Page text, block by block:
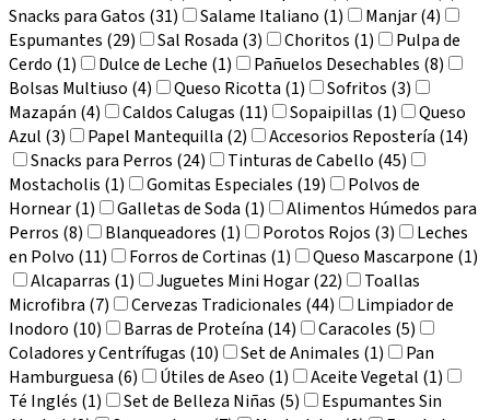
Snacks para Gatos (31)
Salame Italiano (1)
Manjar (4)
Espumantes (29)
Sal Rosada (3) Choritos (1)
Pulpa de
Cerdo (1)
Dulce de Leche (1)
Pañuelos Desechables (8)
Bolsas Multiuso (4)
Queso Ricotta (1)
Sofritos (3)
Mazapán (4)
Caldos Calugas (11) Sopaipillas (1)
Queso
Azul (3)
Papel Mantequilla (2)
Accesorios Repostería (14)
Snacks para Perros (24)
Tinturas de Cabello (45)
Mostacholis (1)
Gomitas Especiales (19)
Polvos de
Hornear (1)
Galletas de Soda (1)
Alimentos Húmedos para
Perros (8)
Blanqueadores (1) Porotos Rojos (3)
Leches
en Polvo (11)
Forros de Cortinas (1)
Queso Mascarpone (1)
Alcaparras (1)
Juguetes Mini Hogar (22)
Toallas
Microfibra (7)
Cervezas Tradicionales (44)
Limpiador de
Inodoro (10)
Barras de Proteína (14)
Caracoles (5)
Coladores y Centrífugas (10)
Set de Animales (1)
Pan
Hamburguesa (6)
Útiles de Aseo (1)
Aceite Vegetal (1)
Té Inglés (1)
Set de Belleza Niñas (5)
Espumantes Sin